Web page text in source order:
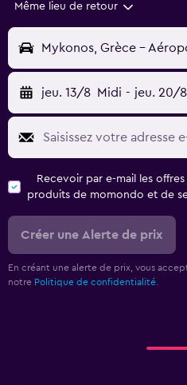
Même lieu de retour
Mykonos, Grèce -
jeu. 13/8 Midi - jeu. 20/8
Recevoir par e-mail les
produits de momondo et de
Créer une Alerte de prix
En créant une alerte de prix, vous
notre Politique de confidentialité.